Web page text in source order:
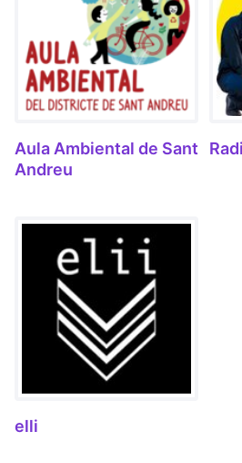
Aula Ambiental de Sant
Andreu
elli